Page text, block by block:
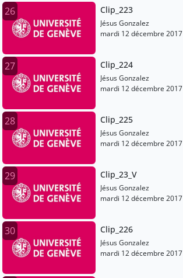
26 Clip_223
Jésus Gonzalez
mardi 12 décembre 2017
27 Clip_224
Jésus Gonzalez
mardi 12 décembre 2017
28 Clip_225
Jésus Gonzalez
mardi 12 décembre 2017
29 Clip_23_V
Jésus Gonzalez
mardi 12 décembre 2017
30 Clip_226
Jésus Gonzalez
mardi 12 décembre 2017